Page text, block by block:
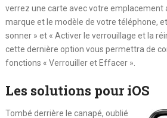
verrez une carte avec votre emplacement
marque et le modèle de votre téléphone,
sonner » et « Activer le verrouillage et la
cette dernière option vous permettra de
fonctions « Verrouiller et Effacer ».
Les solutions pour iOS
Tombé derrière le canapé, oublié